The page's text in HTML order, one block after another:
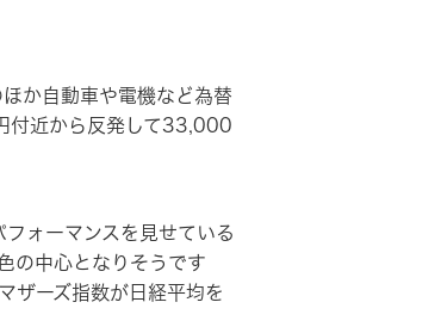
か自動車や電機など為替
付近から反発して33,000
ォーマンスを見せている
の中心となりそうです
ザーズ指数が日経平均を